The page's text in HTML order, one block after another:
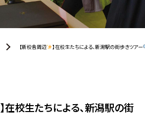
【新校舎周辺 】在校生たちによる、新潟駅の街歩きツアー
】在校生たちによる、新潟駅の街